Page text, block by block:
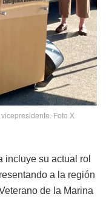
Foto X
incluye su actual rol
a la región
de la Marina